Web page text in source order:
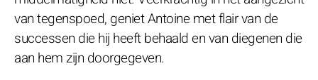
van tegenspoed, geniet Antoine met flair van de
successen die hij heeft behaald en van diegenen die
aan hem zijn doorgegeven.